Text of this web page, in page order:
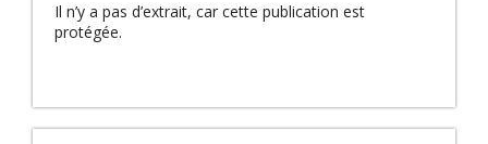
Il n’y a pas d’extrait, car cette publication est
protégée.